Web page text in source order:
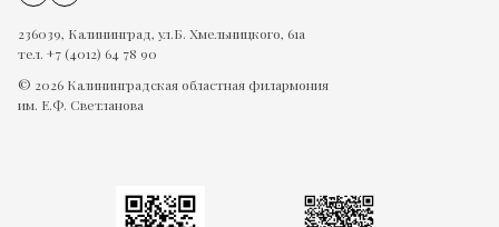
236039, Калининград, ул.Б. Хмельницкого, 61а
тел. +7 (4012) 64 78 90
© 2026 Калининградская областная филармония
им. Е.Ф. Светланова